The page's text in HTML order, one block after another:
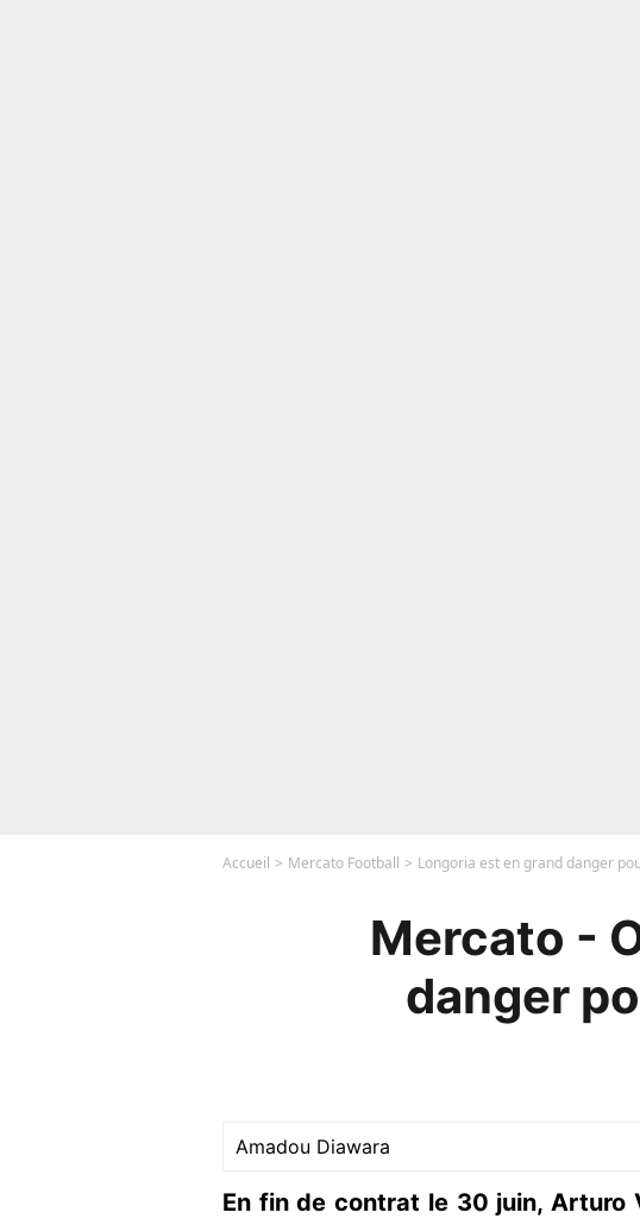
Accueil Mercato Football Longoria est en grand danger
Mercato -
danger
Amadou Diawara
En fin de contrat le 30 juin, Arturo